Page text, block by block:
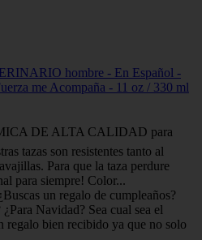
hombre - En Español -
me Acompaña - 11 oz / 330 ml
DE ALTA CALIDAD para
tazas son resistentes tanto al
Para que la taza perdure
para siempre! Color...
un regalo de cumpleaños?
Navidad? Sea cual sea el
regalo bien recibido ya que no solo